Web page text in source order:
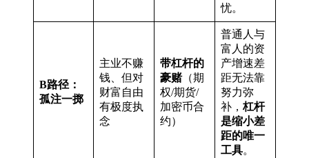
忧。
B路径：
孤注一掷
主业不赚
钱、但对
财富自由
有极度执
念
带杠杆的
豪赌（期
权/期货/
加密币合
约）
普通人与
富人的资
产增速差
距无法靠
努力弥
补， 杠杆
是缩小差
距的唯一
工具。